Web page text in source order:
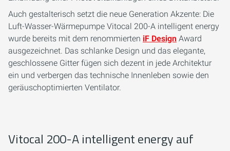
Auch gestalterisch setzt die neue Generation Akzente: Die
Luft-Wasser-Wärmepumpe Vitocal 200-A intelligent energy
wurde bereits mit dem renommierten iF Design Award
ausgezeichnet. Das schlanke Design und das elegante,
geschlossene Gitter fügen sich dezent in jede Architektur
ein und verbergen das technische Innenleben sowie den
geräuschoptimierten Ventilator.
Vitocal 200-A intelligent energy auf